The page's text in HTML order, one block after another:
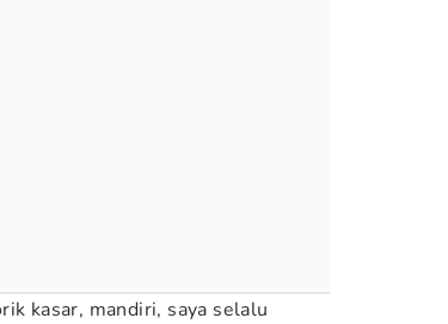
kasar, mandiri, saya selalu